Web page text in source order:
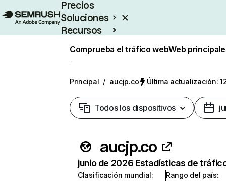
Precios
Soluciones
Recursos
Comprueba el tráfico webWeb
Principal / aucjp.co Última actualización:
Todos los dispositivos
aucjp.co
junio de 2026 Estadísticas de
Clasificación mundial:
Rango del país: